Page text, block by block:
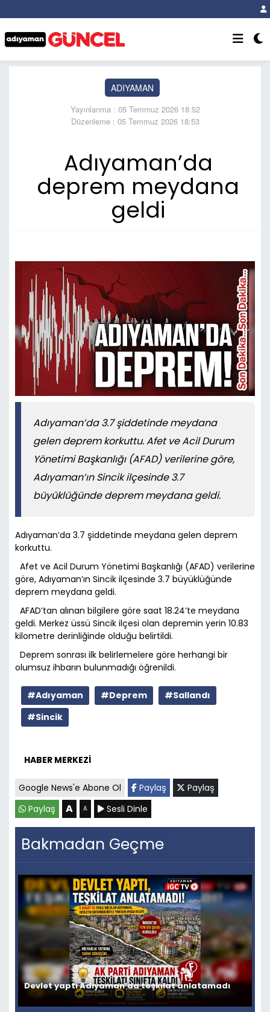
ADIYAMAN
Yayınlanma : 05 Temmuz 2026 18:52
Düzenleme : 05 Temmuz 2026 18:53
Adıyaman’da
deprem meydana
geldi
Adıyaman’da 3.7 şiddetinde meydana
gelen deprem korkuttu. Afet ve Acil Durum
Yönetimi Başkanlığı (AFAD) verilerine göre,
Adıyaman’ın Sincik ilçesinde 3.7
büyüklüğünde deprem meydana geldi.
Adıyaman’da 3.7 şiddetinde meydana gelen deprem
korkuttu.
Afet ve Acil Durum Yönetimi Başkanlığı (AFAD) verilerine
göre, Adıyaman’ın Sincik ilçesinde 3.7 büyüklüğünde
deprem meydana geldi.
AFAD’tan alınan bilgilere göre saat 18.24’te meydana
geldi. Merkez üssü Sincik ilçesi olan depremin yerin 10.83
kilometre derinliğinde olduğu belirtildi.
Deprem sonrası ilk belirlemelere göre herhangi bir
olumsuz ihbarın bulunmadığı öğrenildi.
#Adıyaman #Deprem
#Sallandı
#Sincik
HABER MERKEZİ
Google News'e Abone Ol Paylaş
Paylaş
Paylaş
A A Sesli Dinle
Bakmadan Geçme
Devlet yaptı Adıyaman’da teşkilat anlatamadı